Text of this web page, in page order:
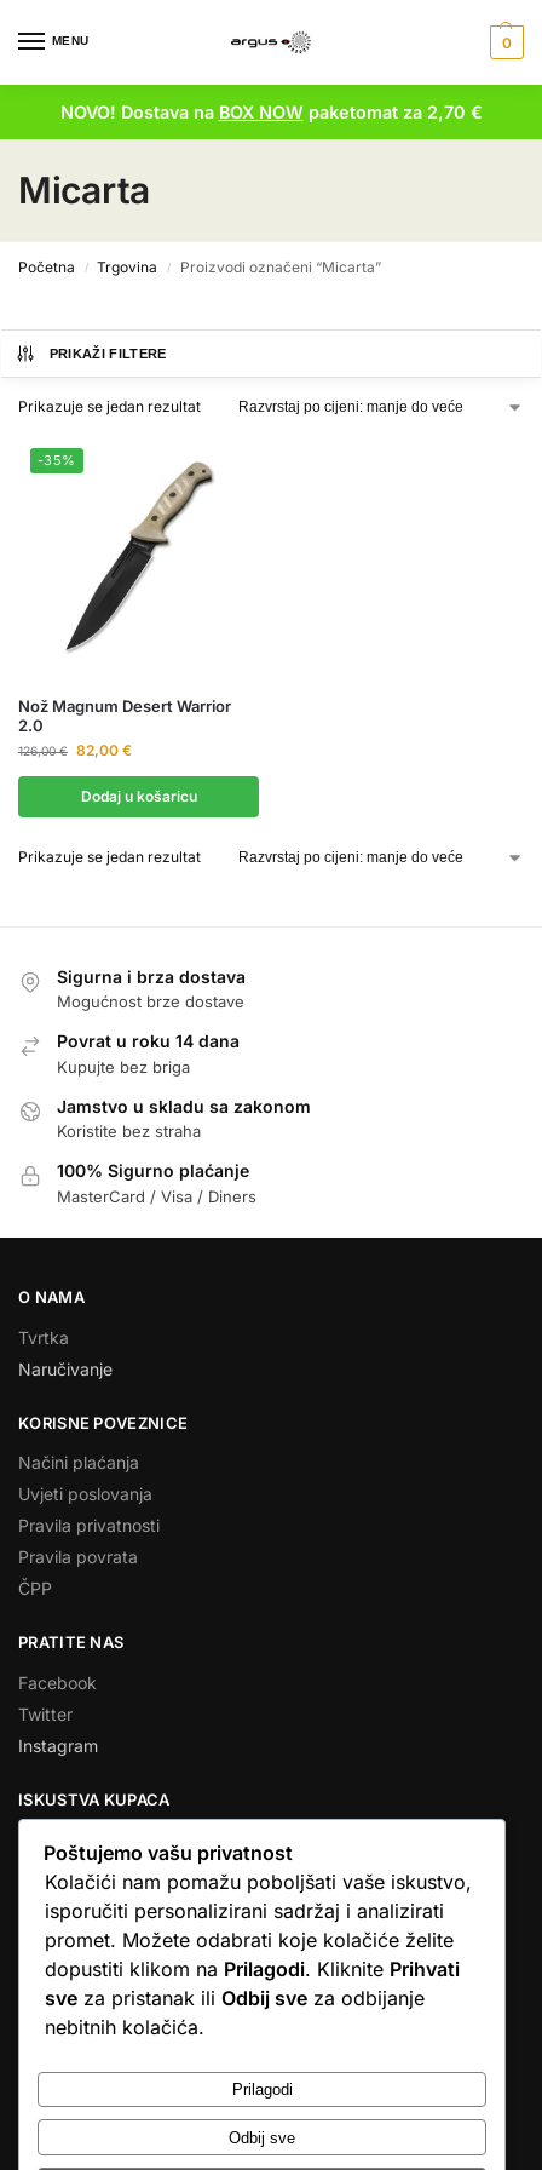
MENU 0
NOVO! Dostava na BOX NOWpaketomat za 2,70 €
Micarta
Početna / Trgovina / Proizvodi označeni “Micarta”
PRIKAŽI FILTERE
Prikazuje se jedan rezultat
-35%
Nož Magnum Desert Warrior
2.0
126,00€ 82,00 €
Dodaj u košaricu
Prikazuje se jedan rezultat
Sigurna i brza dostava
Mogućnost brze dostave
Povrat u roku 14 dana
Kupujte bez briga
Jamstvo u skladu sa zakonom
Koristite bez straha
100% Sigurno plaćanje
MasterCard / Visa / Diners
O NAMA
Tvrtka
Naručivanje
KORISNE POVEZNICE
Načini plaćanja
Uvjeti poslovanja
Pravila privatnosti
Pravila povrata
ČPP
PRATITE NAS
Facebook
Twitter
Instagram
ISKUSTVA KUPACA
★★★★★
… Ono što me se dojmilo je ljudski pristup i njihova briga da
dobijem što sam naručio. U većini web shopova nitko vas ne
zove, samo otkažu narudžbu. …
Stjepan D.M.
© Argus elektronika d.o.o.
Poštujemo vašu privatnost
Kolačići nam pomažu poboljšati vaše iskustvo,
isporučiti personalizirani sadržaj i analizirati
promet. Možete odabrati koje kolačiće želite
dopustiti klikom na Prilagodi. Kliknite Prihvati
sve za pristanak ili Odbij sve za odbijanje
nebitnih kolačića.
Prilagodi
Odbij sve